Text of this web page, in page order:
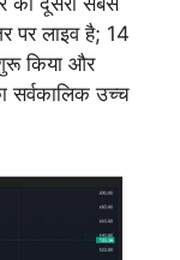
पर लाइव है; 14
किया और
सर्वकालिक उच्च